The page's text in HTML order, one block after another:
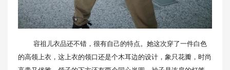
容祖儿衣品还不错，很有自己的特点。她这次穿了一件白色
的高领上衣，这上衣的领口还是个木耳边的设计，象只花瓣，时尚